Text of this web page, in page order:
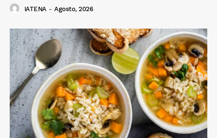
IATENA - Agosto, 2026